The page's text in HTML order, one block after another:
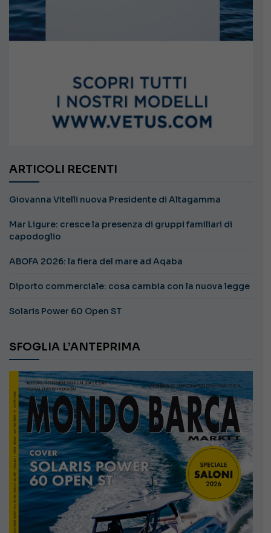
ARTICOLI RECENTI
Giovanna Vitelli nuova Presidente di Altagamma
Mar Ligure: cresce la presenza di gruppi familiari di
capodoglio
ABOFA 2026: la fiera del mare ad Aqaba
Diporto commerciale: cosa cambia con la nuova legge
Solaris Power 60 Open ST
SFOGLIA L’ANTEPRIMA